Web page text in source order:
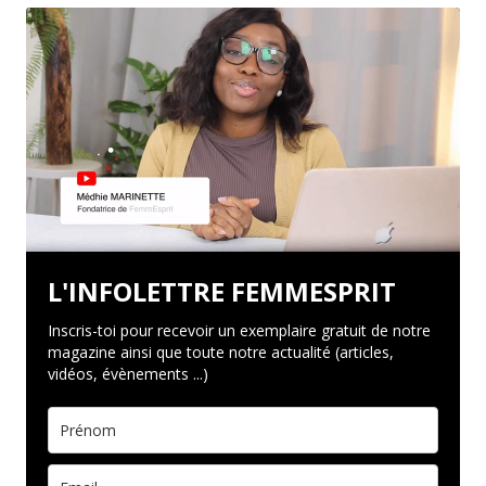
L'INFOLETTRE FEMMESPRIT
Inscris-toi pour recevoir un exemplaire gratuit de notre
magazine ainsi que toute notre actualité (articles,
vidéos, évènements ...)